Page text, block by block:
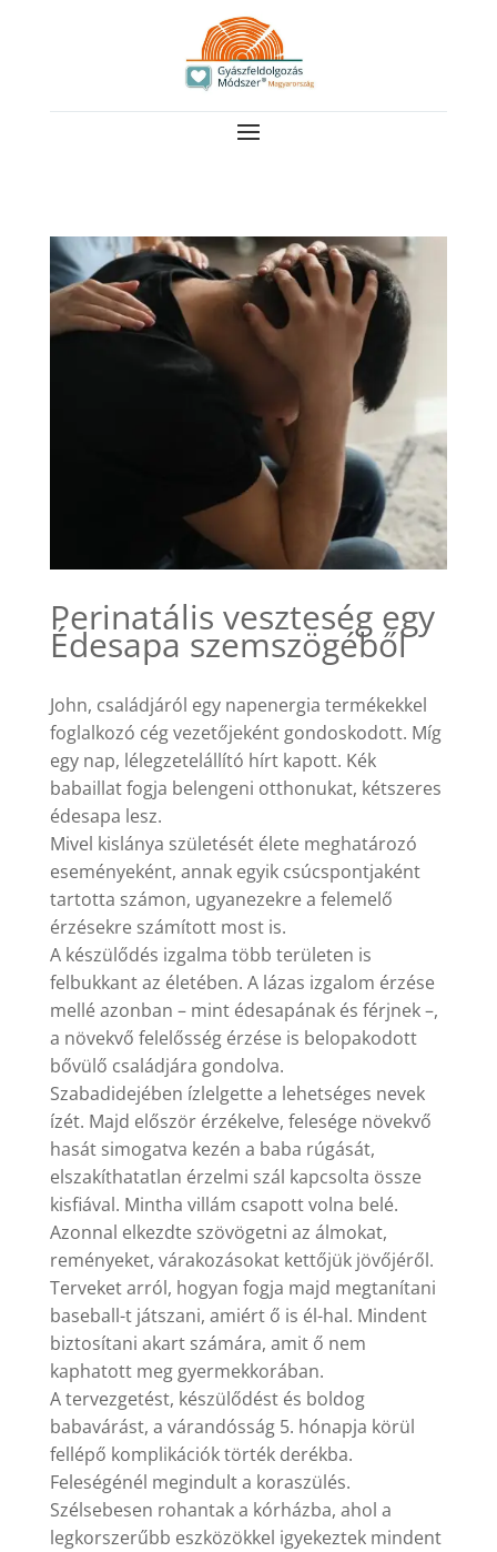
Perinatális veszteség egy
Édesapa szemszögéből
John, családjáról egy napenergia termékekkel
foglalkozó cég vezetőjeként gondoskodott. Míg
egy nap, lélegzetelállító hírt kapott. Kék
babaillat fogja belengeni otthonukat, kétszeres
édesapa lesz.
Mivel kislánya születését élete meghatározó
eseményeként, annak egyik csúcspontjaként
tartotta számon, ugyanezekre a felemelő
érzésekre számított most is.
A készülődés izgalma több területen is
felbukkant az életében. A lázas izgalom érzése
mellé azonban – mint édesapának és férjnek –,
a növekvő felelősség érzése is belopakodott
bővülő családjára gondolva.
Szabadidejében ízlelgette a lehetséges nevek
ízét. Majd először érzékelve, felesége növekvő
hasát simogatva kezén a baba rúgását,
elszakíthatatlan érzelmi szál kapcsolta össze
kisfiával. Mintha villám csapott volna belé.
Azonnal elkezdte szövögetni az álmokat,
reményeket, várakozásokat kettőjük jövőjéről.
Terveket arról, hogyan fogja majd megtanítani
baseball-t játszani, amiért ő is él-hal. Mindent
biztosítani akart számára, amit ő nem
kaphatott meg gyermekkorában.
A tervezgetést, készülődést és boldog
babavárást, a várandósság 5. hónapja körül
fellépő komplikációk törték derékba.
Feleségénél megindult a koraszülés.
Szélsebesen rohantak a kórházba, ahol a
legkorszerűbb eszközökkel igyekeztek mindent